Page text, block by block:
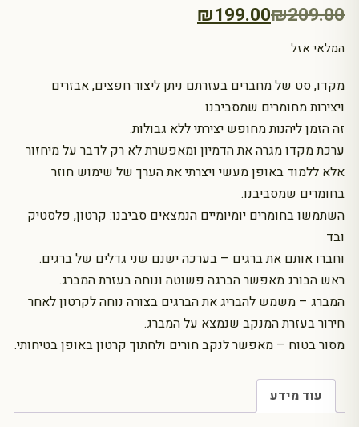
₪209.00
המחיר
המקורי
₪209.00.
₪199.00
המחיר
הנוכחי
₪199.00.
מקדו, סט של מחברים בעזרתם ניתן ליצור חפצים, אבזרים
ויצירות מחומרים שמסביבנו.
זה הזמן ליהנות מחופש יצירתי ללא גבולות.
ערכת מקדו מגרה את הדמיון ומאפשרת לא רק לדבר על מיחזור
אלא ללמוד באופן מעשי ויצרתי את הערך של שימוש חוזר
בחומרים שמסביבנו.
השתמשו בחומרים יומיומיים הנמצאים סביבנו: קרטון, פלסטיק
ובד
וחברו אותם את ברגים – בערכה ישנם שני גדלים של ברגים.
ראש הבורג מאפשר הברגה פשוטה ונוחה בעזרת המברג.
המברג – משמש להבריג את הברגים בצורה נוחה לקרטון לאחר
חירור בעזרת המנקב שנמצא על המברג.
מסור בטוח – מאפשר לנקב חורים ולחתוך קרטון באופן בטיחותי.
המלאי אזל
עוד מידע